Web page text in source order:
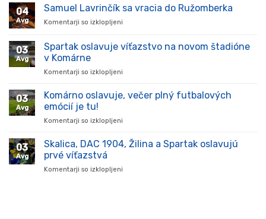
prišiel,
stal
súťaži
04
Avg
Samuel Lavrinčík sa vracia do Ružomberka
Komentarji so izklopljeni
Lavrinčík
sa
03
Avg
Spartak oslavuje víťazstvo na novom štadióne
v Komárne
Komentarji so izklopljeni
oslavuje
v
03
Avg
Komárno oslavuje, večer plný futbalových
emócií je tu!
Komentarji so izklopljeni
oslavuje,
03
Avg
Skalica, DAC 1904, Žilina a Spartak oslavujú
prvé víťazstvá
Komentarji so izklopljeni